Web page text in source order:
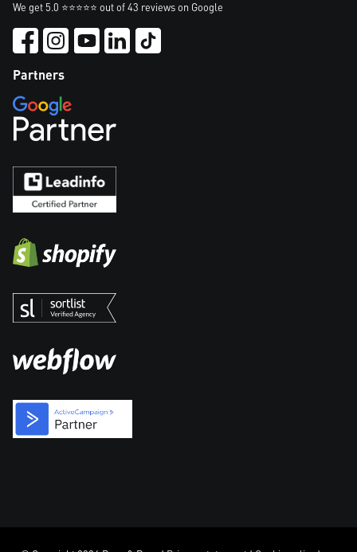
We get 5.0 ⭐⭐⭐⭐⭐ out of 43 reviews on Google
Partners